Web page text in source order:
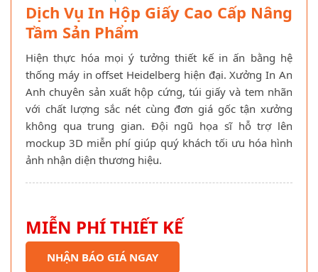
Dịch Vụ In Hộp Giấy Cao Cấp Nâng
Tầm Sản Phẩm
Hiện thực hóa mọi ý tưởng thiết kế in ấn bằng hệ
thống máy in offset Heidelberg hiện đại. Xưởng In An
Anh chuyên sản xuất hộp cứng, túi giấy và tem nhãn
với chất lượng sắc nét cùng đơn giá gốc tận xưởng
không qua trung gian. Đội ngũ họa sĩ hỗ trợ lên
mockup 3D miễn phí giúp quý khách tối ưu hóa hình
ảnh nhận diện thương hiệu.
MIỄN PHÍ THIẾT KẾ
NHẬN BÁO GIÁ NGAY